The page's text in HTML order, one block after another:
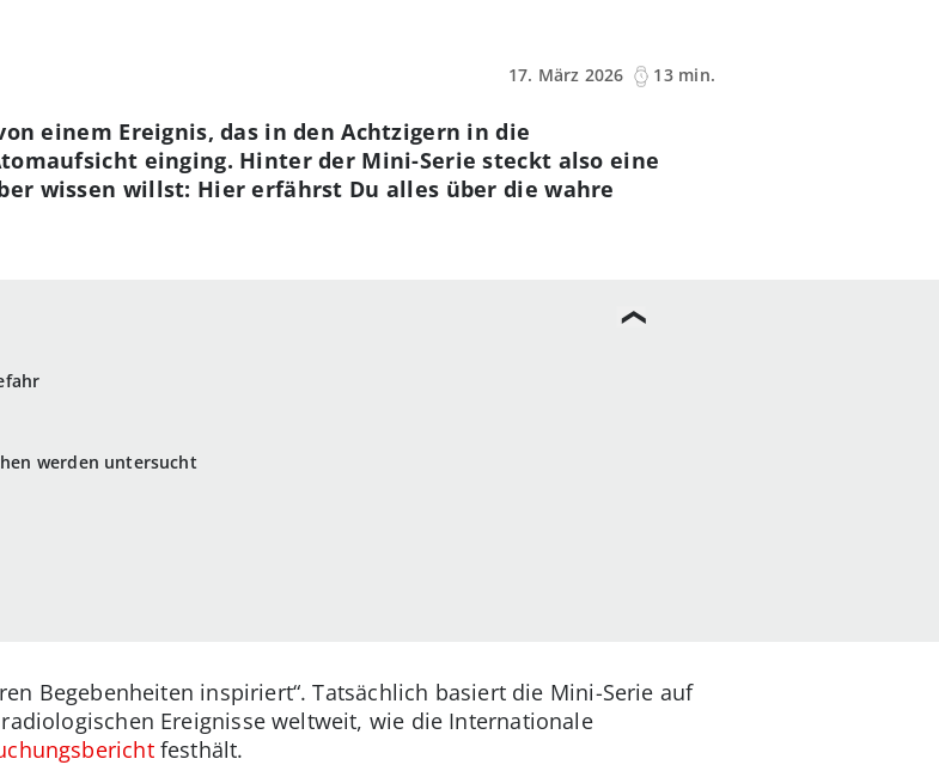
17. März 2026
13 min.
werden untersucht
einem Ereignis, das in den Achtzigern in die
einging. Hinter der Mini-Serie steckt also eine
wissen willst: Hier erfährst Du alles über die wahre
Begebenheiten inspiriert“. Tatsächlich basiert die Mini-Serie auf
Ereignisse weltweit, wie die Internationale
festhält.